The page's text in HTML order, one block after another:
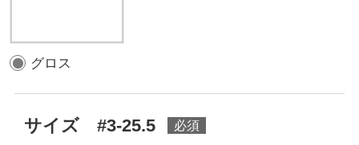
グロス
サイズ #3-25.5